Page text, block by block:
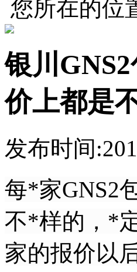
您所在的位
银川
价上都是
发布时间
每*家GNS2
不*样的，*
家的报价以